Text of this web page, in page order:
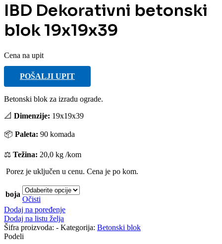
IBD Dekorativni betonski
blok 19x19x39
Cena na upit
POŠALJI UPIT
Betonski blok za izradu ograde.
📐 Dimenzije: 19x19x39
📦 Paleta: 90 komada
⚖️ Težina: 20,0 kg /kom
Porez je uključen u cenu. Cena je po kom.
boja
Očisti
Dodaj na poređenje
Dodaj na listu želja
Šifra proizvoda: - Kategorija: Betonski blok
Podeli